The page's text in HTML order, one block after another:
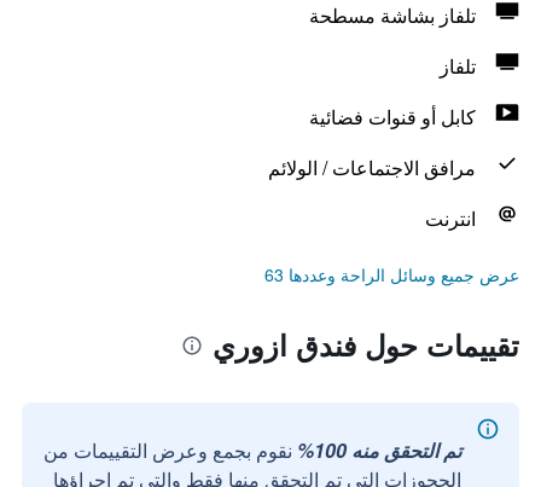
تلفاز بشاشة مسطحة
تلفاز
كابل أو قنوات فضائية
مرافق الاجتماعات / الولائم
انترنت
عرض جميع وسائل الراحة وعددها 63
تقييمات حول فندق ازوري
تم التحقق منه 100%
نقوم بجمع وعرض التقييمات من
الحجوزات التي تم التحقق منها فقط والتي تم إجراؤها